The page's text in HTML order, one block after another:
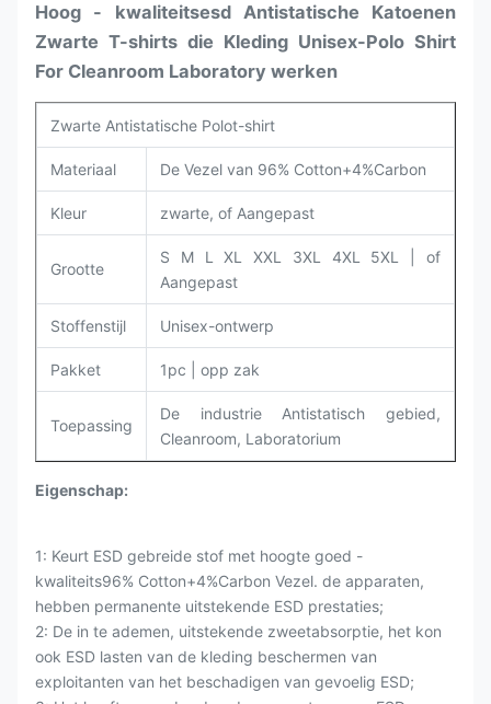
Hoog - kwaliteitsesd Antistatische Katoenen
Zwarte T-shirts die Kleding Unisex-Polo Shirt
For Cleanroom Laboratory werken
Zwarte Antistatische Polot-shirt
Materiaal De Vezel van 96% Cotton+4%Carbon
Kleur zwarte, of Aangepast
Grootte
S M L XL XXL 3XL 4XL 5XL | of
Aangepast
Stoffenstijl Unisex-ontwerp
Pakket 1pc | opp zak
Toepassing
De industrie Antistatisch gebied,
Cleanroom, Laboratorium
Eigenschap:
1: Keurt ESD gebreide stof met hoogte goed -
kwaliteits96% Cotton+4%Carbon Vezel. de apparaten,
hebben permanente uitstekende ESD prestaties;
2: De in te ademen, uitstekende zweetabsorptie, het kon
ook ESD lasten van de kleding beschermen van
exploitanten van het beschadigen van gevoelig ESD;